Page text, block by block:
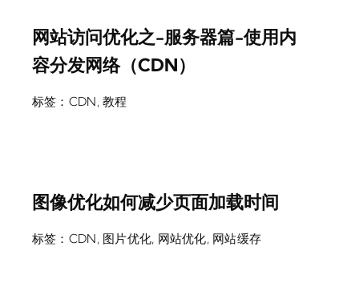
网站访问优化之-服务器篇-使用内
容分发网络（CDN）
标签： CDN,教程
图像优化如何减少页面加载时间
标签： CDN, 图片优化, 网站优化, 网站缓存